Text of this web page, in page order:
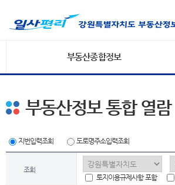
부동산종합정보
부동산정보 통합 열람
지번입력조회 도로명주소입력조회
조회
토지이용규제사항 포함